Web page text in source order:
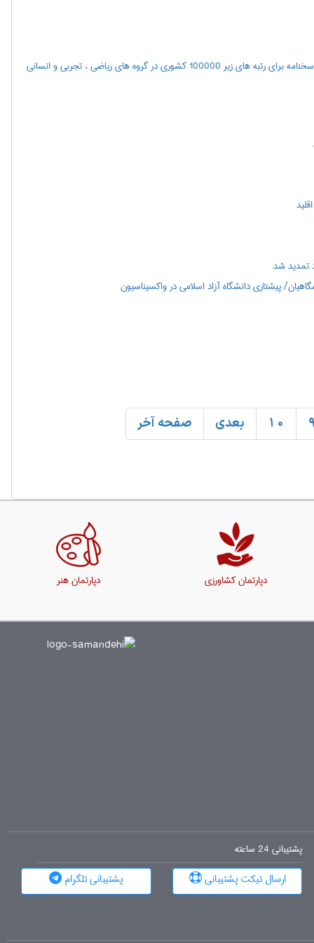
اعلام نتايج مرحله اول آزمون سراسري سال 1400(همچنین مشاهده پاسخنامه برای رتبه های زیر 100000 کشوری در گروه های ریاضی ، تجربی و انسانی
تمدید شد
پیشتازی دانشگاه آزاد اسلامی در واکسیناسیون
9
10 بعدی صفحه آخر
دپارتمان کشاورزی دپارتمان هنر
پشتیبانی 24 ساعته
ارسال تیکت پشتیبانی
پشتیبانی تلگرام